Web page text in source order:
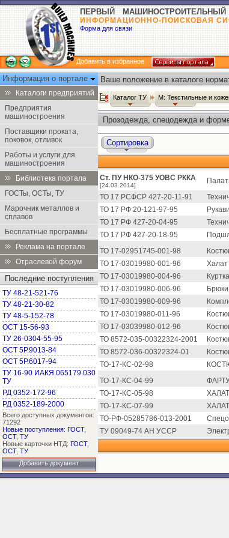
ПЕРВЫЙ МАШИНОСТРОИТЕЛЬНЫЙ
ИНФОРМАЦИОННО-ПОИСКОВАЯ
Форма для связи
Добавить в избранное
Информация о портале
Каталоги предприятий
Предприятия
машиностроения
Поставщики проката,
поковок, отливок
Работы и услуги для
машиностроения
Библиотека портала
ГОСТы, ОСТы, ТУ
Марочник металлов и
сплавов
Бесплатные программы
Реклама на портале
Отраслевой форум
Последние поступления
ТУ 48-21-521-76
ТУ 48-21-30-82
ТУ 48-5-152-78
ОСТ 15-56-93
ТУ 26-0304-55-95
ОСТ 5Р.9013-84
ОСТ 5Р.6017-94
ТУ 16-90 ИАКЯ.065179.030
ТУ
РД 0352-172-96
РД 0352-189-2000
Всего доступных документов:
71292
Новые поступления: ГОСТ,
ОСТ, ТУ
Новые карточки НТД: ГОСТ,
ОСТ, ТУ
Добавить документ
Ваше положение в каталоге
Каталог ТУ М: Текстильные и
Прозодежда, спецодежда и
Сортировка
Ст. ПУ НКО-375 УОВС РККА
[24.03.2014]
ТО 17 РСФСР 427-20-11-91
ТО 17 РФ 20-121-97-95
ТО 17 РФ 427-20-04-95
ТО 17 РФ 427-20-18-95
ТО 17-02951745-001-98
ТО 17-03019980-001-96
Халат
ТО 17-03019980-004-96
ТО 17-03019980-006-96
ТО 17-03019980-009-96
ТО 17-03019980-011-96
ТО 17-03039980-012-96
ТО 8572-035-00322324-2001
ТО 8572-036-00322324-01
ТО-17-КС-02-98
ТО-17-КС-04-99
ТО-17-КС-05-98
ТО-17-КС-07-99
ТО-РФ-05285786-013-2001
ТУ 09049-74 АН УССР